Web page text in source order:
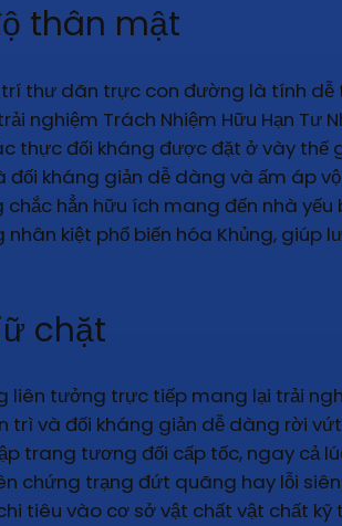
thân mật
thư dãn trực con đường là tính
nghiệm Trách Nhiệm Hữu Hạn
thực đối kháng được đặt ở vày thế
kháng giản dễ dàng và ấm áp
hẳn hữu ích mang đến nhà
kiệt phổ biến hóa Khủng, giúp
chặt
tưởng trực tiếp mang lại trải
và đối kháng giản dễ dàng rời
trang tương đối cấp tốc, ngay cả
chứng trạng đứt quãng hay lỗi
tiêu vào cơ sở vật chất vật chất kỹ